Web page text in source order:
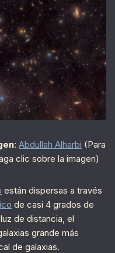
: Abdullah Alharbi (Para
clic sobre la imagen)
están dispersas a través
de casi 4 grados de
de distancia, el
grande más
de galaxias.